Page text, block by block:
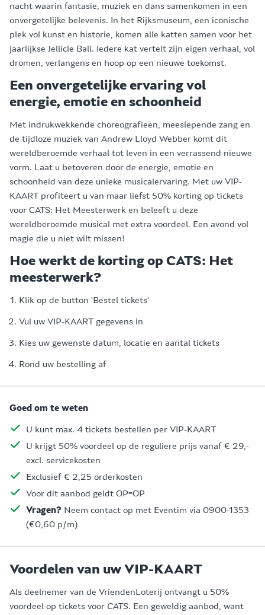
nacht waarin fantasie, muziek en dans samenkomen in een
onvergetelijke belevenis. In het Rijksmuseum, een iconische
plek vol kunst en historie, komen alle katten samen voor het
jaarlijkse Jellicle Ball. Iedere kat vertelt zijn eigen verhaal, vol
dromen, verlangens en hoop op een nieuwe toekomst.
Een onvergetelijke ervaring vol
energie, emotie en schoonheid
Met indrukwekkende choreografieën, meeslepende zang en
de tijdloze muziek van Andrew Lloyd Webber komt dit
wereldberoemde verhaal tot leven in een verrassend nieuwe
vorm. Laat u betoveren door de energie, emotie en
schoonheid van deze unieke musicalervaring. Met uw VIP-
KAART profiteert u van maar liefst 50% korting op tickets
voor CATS: Het Meesterwerk en beleeft u deze
wereldberoemde musical met extra voordeel. Een avond vol
magie die u niet wilt missen!
Hoe werkt de korting op CATS: Het
meesterwerk?
Klik op de button 'Bestel tickets'
Vul uw VIP-KAART gegevens in
Kies uw gewenste datum, locatie en aantal tickets
Rond uw bestelling af
Goed om te weten
U kunt max. 4 tickets bestellen per VIP-KAART
U krijgt 50% voordeel op de reguliere prijs vanaf € 29,-
excl. servicekosten
Exclusief € 2,25 orderkosten
Voor dit aanbod geldt OP=OP
Vragen? Neem contact op met Eventim via 0900-1353
(€0,60 p/m)
Voordelen van uw VIP-KAART
Als deelnemer van de VriendenLoterij ontvangt u 50%
voordeel op tickets voor CATS. Een geweldig aanbod, want